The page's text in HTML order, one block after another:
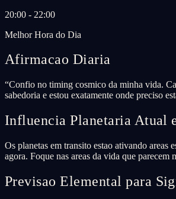
20:00 - 22:00
Melhor Hora do Dia
Afirmacao Diaria
“Confio no timing cosmico da minha vida.
sabedoria e estou exatamente onde preciso
Influencia Planetaria Atual
Os planetas em transito estao ativando areas
agora. Foque nas areas da vida que parecem
Previsao Elemental para